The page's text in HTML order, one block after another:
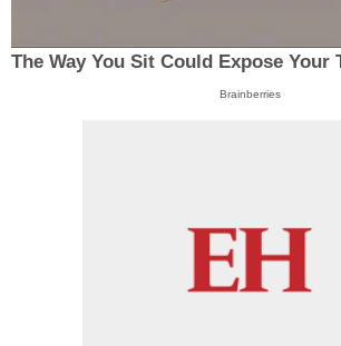
The Way You Sit Could Expose Your
Brainberries